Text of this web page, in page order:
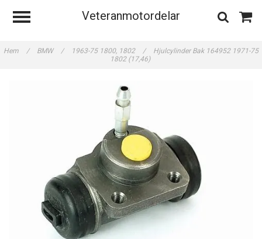
Veteranmotordelar
Hem / BMW / 1963-75 1800, 1802 /
Hjulcylinder Bak 164952 1971-75
1802 (17,46)